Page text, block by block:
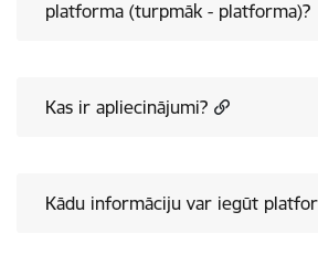
platforma (turpmāk - platforma)?
Kas ir apliecinājumi?
Kādu informāciju var iegūt